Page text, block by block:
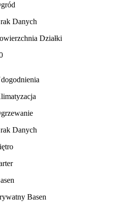
Danych
Działki
Danych
Basen